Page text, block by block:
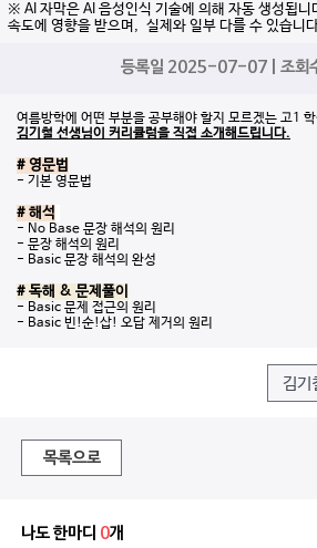
※ AI 자막은 AI 음성인식 기술에 의해 자동 생성됩니
속도에 영향을 받으며, 실제와 일부 다를 수 있습니
등록일 2025-07-07 | 조회
여름방학에 어떤 부분을 공부해야 할지 모르겠는 고1
김기철 선생님이 커리큘럼을 직접 소개해드립니다.
# 영문법
- 기본 영문법
# 해석
- No Base 문장 해석의 원리
- 문장 해석의 원리
- Basic 문장 해석의 완성
# 독해 & 문제풀이
- Basic 문제 접근의 원리
- Basic 빈!순!삽! 오답 제거의 원리
김기
목록으로
나도 한마디 0개